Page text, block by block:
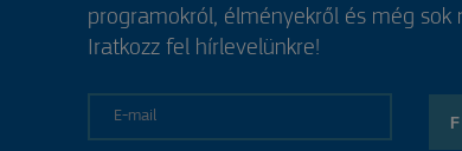
programokról, élményekről és még sok
Iratkozz fel hírlevelünkre!